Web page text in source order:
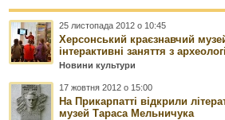
25 листопада 2012 о 10:45
Херсонський краєзнавчий
інтерактивні заняття з
Новини культури
17 жовтня 2012 о 15:00
На Прикарпатті відкрили
музей Тараса Мельничука